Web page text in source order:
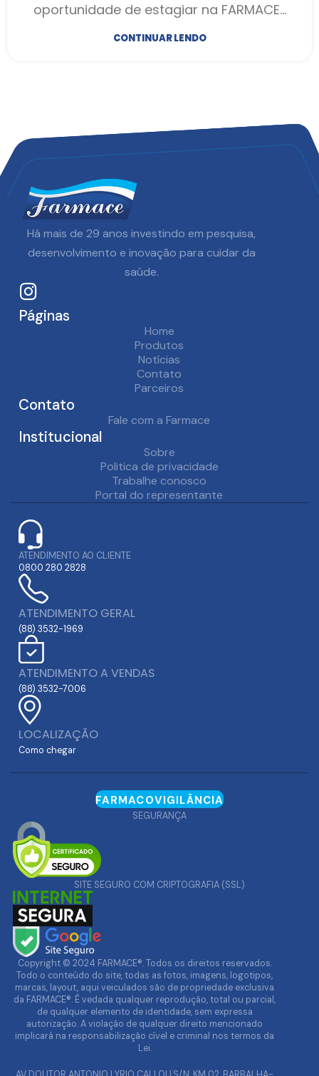
oportunidade de estagiar na FARMACE…
CONTINUAR LENDO
Há mais de29 anos investindo em pesquisa,
desenvolvimento e inovação para cuidar da
saúde.
Páginas
Home
Produtos
Notícias
Contato
Parceiros
Contato
Fale com a Farmace
Institucional
Sobre
Politica de privacidade
Trabalhe conosco
Portal do representante
ATENDIMENTO AO CLIENTE
0800 280 2828
ATENDIMENTO GERAL
(88) 3532-1969
ATENDIMENTO A VENDAS
(88) 3532-7006
LOCALIZAÇÃO
Como chegar
FARMACOVIGILÂNCIA
SEGURANÇA
SITE SEGURO COM CRIPTOGRAFIA (SSL)
Copyright © 2024 FARMACE®. Todos os direitos reservados.
Todo o conteúdo do site, todas as fotos, imagens, logotipos,
marcas, layout, aqui veiculados são de propriedade exclusiva
da FARMACE®. É vedada qualquer reprodução, total ou parcial,
de qualquer elemento de identidade, sem expressa
autorização. A violação de qualquer direito mencionado
implicará na responsabilização cível e criminal nos termos da
Lei.